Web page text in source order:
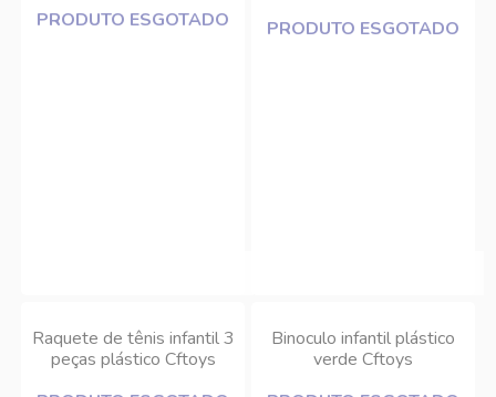
PRODUTO ESGOTADO
PRODUTO ESGOTADO
Raquete de tênis infantil 3
peças plástico Cftoys
Binoculo infantil plástico
verde Cftoys